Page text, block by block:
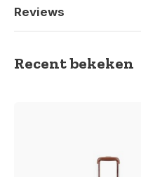
Reviews
Recent bekeken